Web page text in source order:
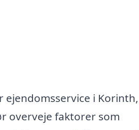
i
overveje faktorer som